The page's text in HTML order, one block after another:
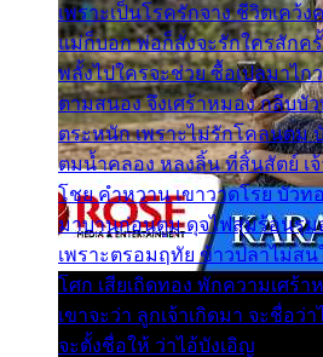
เพราะเป็นโรครักจาง ชีวิตเคว้ง
แม่ก็บอก พ่อก็สั่งจะรักใครสักค
พลั้งไปใครจะช่วย ซื้อเปลมาไก
ตามสนอง จึงเศร้าหมอง กลีบบั
ตระหนัก เพราะไม่รักโคลนตม
ตมน้ำคลอง หลงลิ้น ที่สิ้นสัตย์ เ
โชย คำหวาน เขาวาดโรย บัวท
มาบานก่อนตูม ดุจไฟสุมร้อนรุม
เพราะตรอมฤทัย ข้าวปลาไม่สน
โศก เสียเถิดทอง พักความเศร้า
เขาจะว่า ลูกเจ้าเกิดมา จะชื่อว่
จะตั้งชื่อให้ ว่าไอ้บังเอิญ